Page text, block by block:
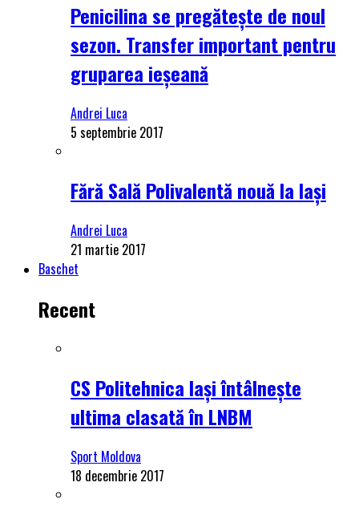
Penicilina se pregătește de noul
sezon. Transfer important pentru
gruparea ieșeană
Andrei Luca
5 septembrie 2017
Fără Sală Polivalentă nouă la Iași
Andrei Luca
21 martie 2017
Baschet
Recent
CS Politehnica Iași întâlnește
ultima clasată în LNBM
Sport Moldova
18 decembrie 2017